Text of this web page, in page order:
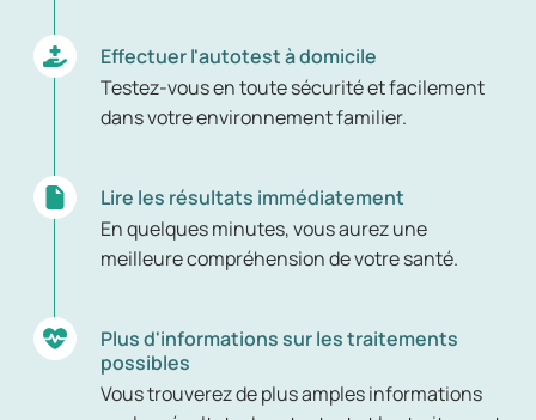
Effectuer l'autotest à domicile
Testez-vous en toute sécurité et facilement
dans votre environnement familier.
Lire les résultats immédiatement
En quelques minutes, vous aurez une
meilleure compréhension de votre santé.
Plus d'informations sur les traitements
possibles
Vous trouverez de plus amples informations